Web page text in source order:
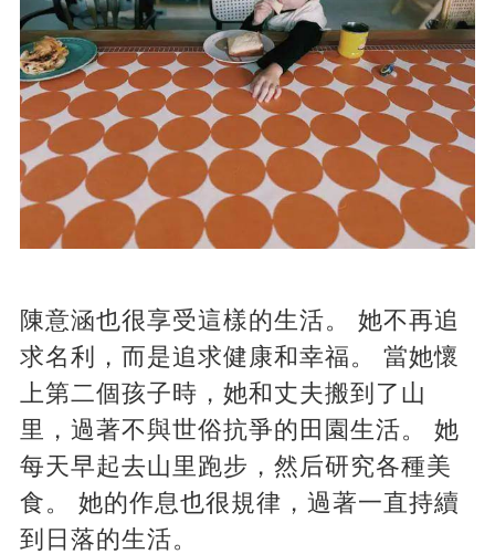
陳意涵也很享受這樣的生活。 她不再追
求名利，而是追求健康和幸福。 當她懷
上第二個孩子時，她和丈夫搬到了山
里，過著不與世俗抗爭的田園生活。 她
每天早起去山里跑步，然后研究各種美
食。 她的作息也很規律，過著一直持續
到日落的生活。